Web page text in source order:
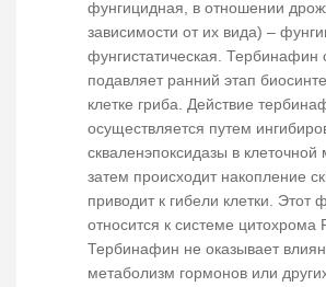
фунгицидная, в отношении
зависимости от их вида) –
фунгистатическая. Тербинафин
подавляет ранний этап
клетке гриба. Действие
осуществляется путем
скваленэпоксидазы в
затем происходит накопление
приводит к гибели клетки. Этот
относится к системе цитохрома
Тербинафин не оказывает
метаболизм гормонов или